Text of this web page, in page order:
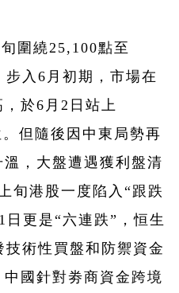
圍繞25,100點至
入6月初期，市場在
於6月2日站上
但隨後因中東局勢再
，大盤遭遇獲利盤清
旬港股一度陷入“跟跌
更是“六連跌”，恒生
術性買盤和防禦資金
國針對劵商資金跨境